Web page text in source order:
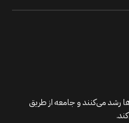
رشد می‌کنند و جامعه از طریق